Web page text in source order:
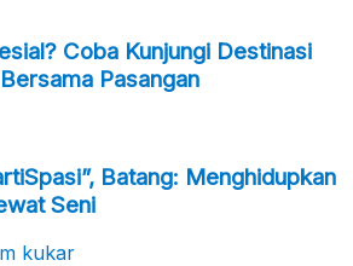
Coba Kunjungi Destinasi
Pasangan
Batang: Menghidupkan
Seni